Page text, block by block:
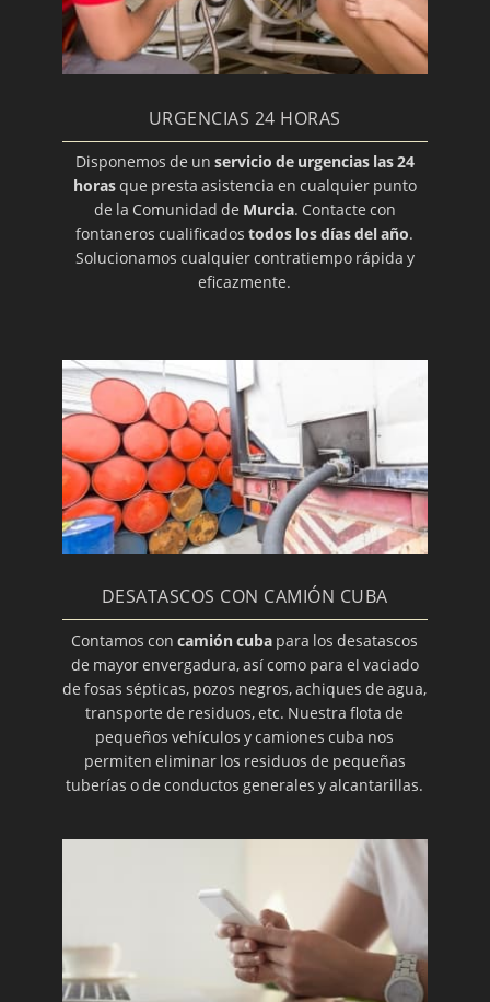
URGENCIAS 24 HORAS
Disponemos de un servicio de urgencias las 24
horasque presta asistencia en cualquier punto
de la Comunidad de Murcia. Contacte con
fontaneros cualificadostodos los días del año.
Solucionamos cualquier contratiempo rápida y
eficazmente.
DESATASCOS CON CAMIÓN CUBA
Contamos concamión cuba para los desatascos
de mayor envergadura, así como para el vaciado
de fosas sépticas, pozos negros, achiques de agua,
transporte de residuos, etc. Nuestra flota de
pequeños vehículos y camiones cuba nos
permiten eliminar los residuos de pequeñas
tuberías o de conductos generales y alcantarillas.